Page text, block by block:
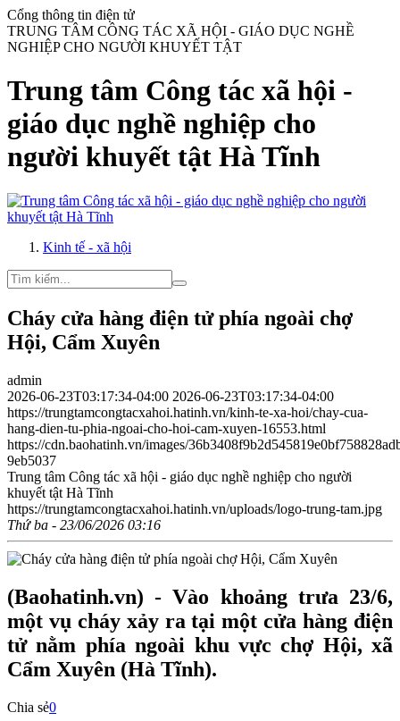
Cổng thông tin điện tử
TRUNG TÂM CÔNG TÁC XÃ HỘI - GIÁO DỤC NGHỀ
NGHIỆP CHO NGƯỜI KHUYẾT TẬT
Trung tâm Công tác xã hội -
giáo dục nghề nghiệp cho
người khuyết tật Hà Tĩnh
Kinh tế - xã hội
Cháy cửa hàng điện tử phía ngoài chợ
Hội, Cẩm Xuyên
admin
2026-06-23T03:17:34-04:00 2026-06-23T03:17:34-04:00
https://trungtamcongtacxahoi.hatinh.vn/kinh-te-xa-hoi/chay-cua-
hang-dien-tu-phia-ngoai-cho-hoi-cam-xuyen-16553.html
https://cdn.baohatinh.vn/images/
9eb5037
Trung tâm Công tác xã hội - giáo dục nghề nghiệp cho người
khuyết tật Hà Tĩnh
https://trungtamcongtacxahoi.hatinh.vn/uploads/logo-trung-tam.jpg
Thứ ba - 23/06/2026 03:16
(Baohatinh.vn) - Vào khoảng trưa 23/6,
một vụ cháy xảy ra tại một cửa hàng điện
tử nằm phía ngoài khu vực chợ Hội, xã
Cẩm Xuyên (Hà Tĩnh).
Chia sẻ0